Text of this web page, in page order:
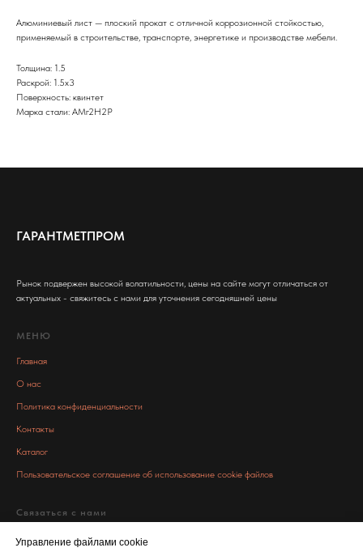
Управление файлами cookie
Алюминиевый лист — плоский прокат с отличной коррозионной стойкостью,
применяемый в строительстве, транспорте, энергетике и производстве мебели.
Толщина: 1.5
Раскрой: 1.5х3
Поверхность: квинтет
Марка стали: АМг2Н2Р
ГАРАНТМЕТПРОМ
Рынок подвержен высокой волатильности, цены на сайте могут отличаться от
актуальных - свяжитесь с нами для уточнения сегодняшней цены
МЕНЮ
Главная
О нас
Политика конфиденциальности
Контакты
Каталог
Пользовательское соглашение об использование cookie файлов
Связаться с нами
info@garant-metall.ru